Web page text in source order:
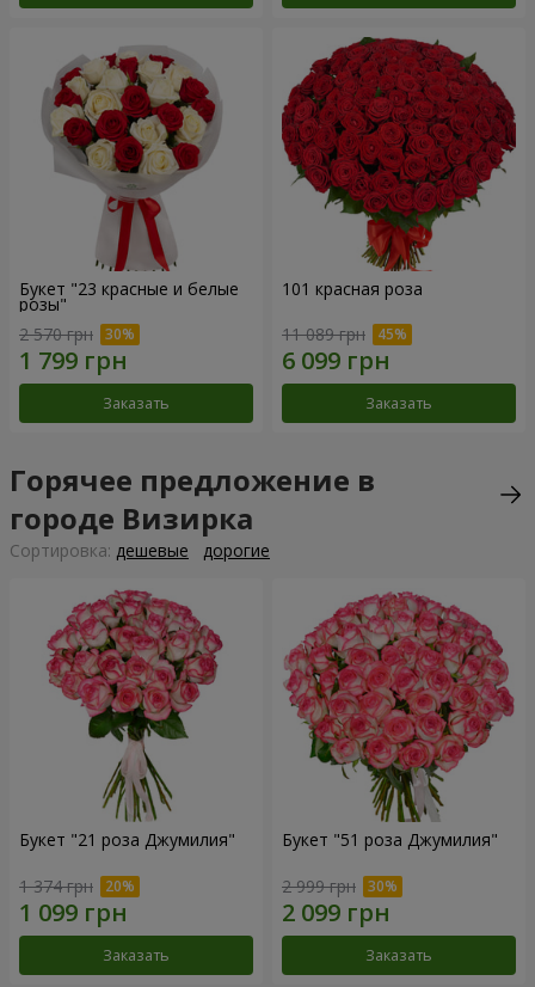
Букет "23 красные и белые
розы"
2 570 грн
Заказать
101 красная роза
11 089 грн
Заказать
Горячее предложение в
городе Визирка
Cортировка: дешевые дорогие
Букет "21 роза Джумилия"
1 374 грн
Заказать
Букет "51 роза Джумилия"
2 999 грн
Заказать